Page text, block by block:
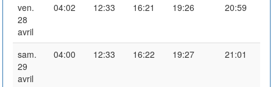
ven.
28
avril
04:02 12:33 16:21 19:26 20:59
sam.
29
avril
04:00 12:33 16:22 19:27 21:01